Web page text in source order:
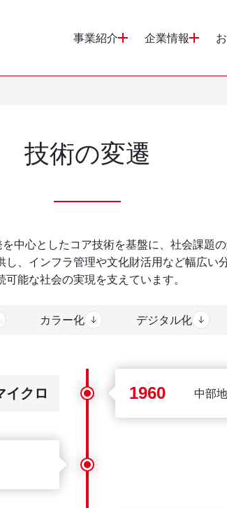
事業紹介 企業情報
技術の変遷
中心としたコア技術を基盤に、社会課題
、インフラ管理や文化財活用など幅広
能な社会の実現を支えています。
カラー化 デジタル化
イクロ 1960 中部